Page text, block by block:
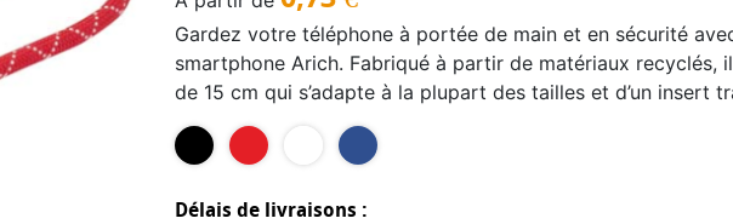
Gardez votre téléphone à portée de main et en sécurité
smartphone Arich. Fabriqué à partir de matériaux recyclés,
de 15 cm qui s’adapte à la plupart des tailles et d’un insert
facilement à l’intérieur d’une coque de téléphone. Conçu
libres, c'est l’accessoire parfait pour les déplacements.
Délais de livraisons :